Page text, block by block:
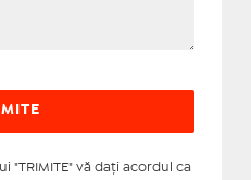
"TRIMITE" vă daţi acordul ca